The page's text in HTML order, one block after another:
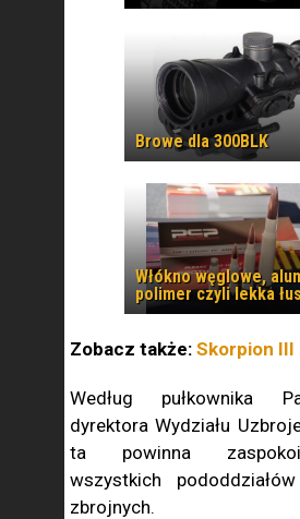
Browe dla 300BLK
Włókno węglowe,
polimer czyli lekka
Zobacz także: Skorpion
Według pułkownika
dyrektora Wydziału
ta powinna
wszystkich
zbrojnych.